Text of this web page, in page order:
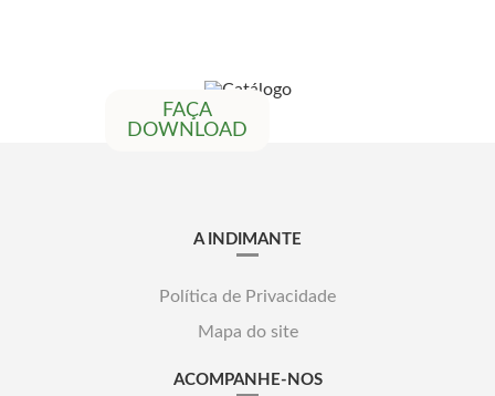
FAÇA
DOWNLOAD
A INDIMANTE
Política de Privacidade
Mapa do site
ACOMPANHE-NOS